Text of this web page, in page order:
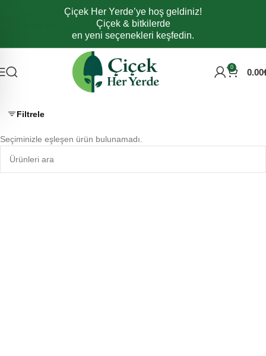
Navigasyona atlaÇiçek Her Yerde’ye hoş geldiniz!
Çiçek & bitkilerde
en yeni seçenekleri keşfedin.
0 0.00
Filtrele
Seçiminizle eşleşen ürün bulunamadı.